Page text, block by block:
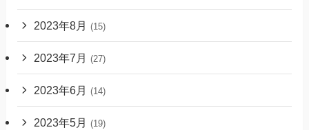
2023年8月 (15)
2023年7月 (27)
2023年6月 (14)
2023年5月 (19)